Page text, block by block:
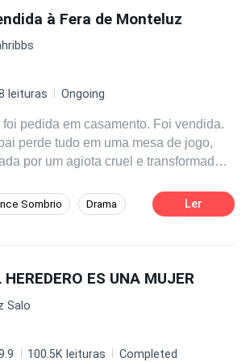
à Fera de Monteluz
leituras Ongoing
pedida em casamento. Foi vendida.
perde tudo em uma mesa de jogo,
por um agiota cruel e transformada
Moura faz o único acordo que ainda lhe
ao homem mais temido da região.
vive escondido atrás de uma máscara.
aceita lhe dar uma esposa.
uma. Precisa de um herdeiro antes
paga a dívida de Clara. E Clara se
Sombrio Drama
frio
Ler
HEREDERO ES UNA MUJER
Salo
100.5K leituras Completed